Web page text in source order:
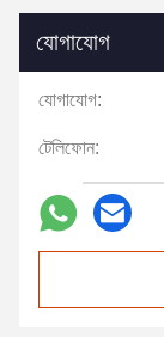
যোগাযোগ
যোগাযোগ:
টেলিফোন: